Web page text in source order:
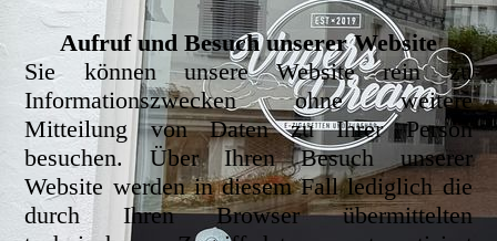
Aufruf und Besuch unserer Website
Sie können unsere Website rein zu
Informationszwecken ohne weitere
Mitteilung von Daten zu Ihrer Person
besuchen. Über Ihren Besuch unserer
Website werden in diesem Fall lediglich die
durch Ihren Browser übermittelten